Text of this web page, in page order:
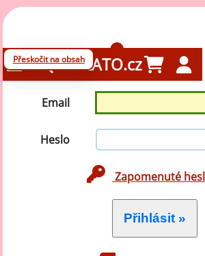
Přeskočit na obsahGELATO.czPřihlášení
Email
Heslo
Zapomenuté